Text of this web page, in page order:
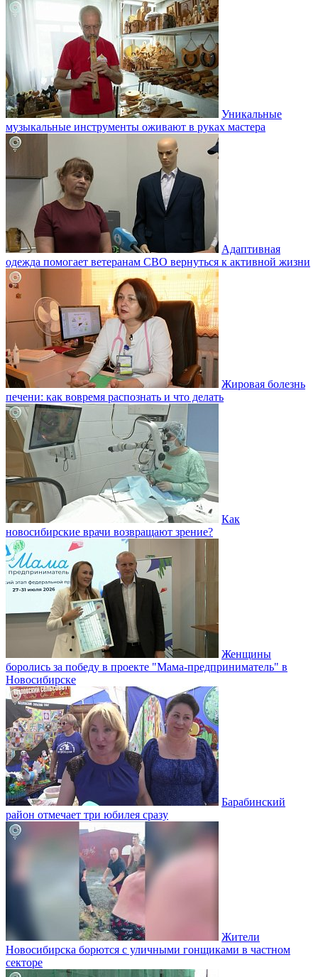
Уникальные
музыкальные инструменты оживают в руках мастера
Адаптивная
одежда помогает ветеранам СВО вернуться к активной жизни
Жировая болезнь
печени: как вовремя распознать и что делать
Как
новосибирские врачи возвращают зрение?
Женщины
боролись за победу в проекте "Мама-предприниматель" в
Новосибирске
Барабинский
район отмечает три юбилея сразу
Жители
Новосибирска борются с уличными гонщиками в частном
секторе